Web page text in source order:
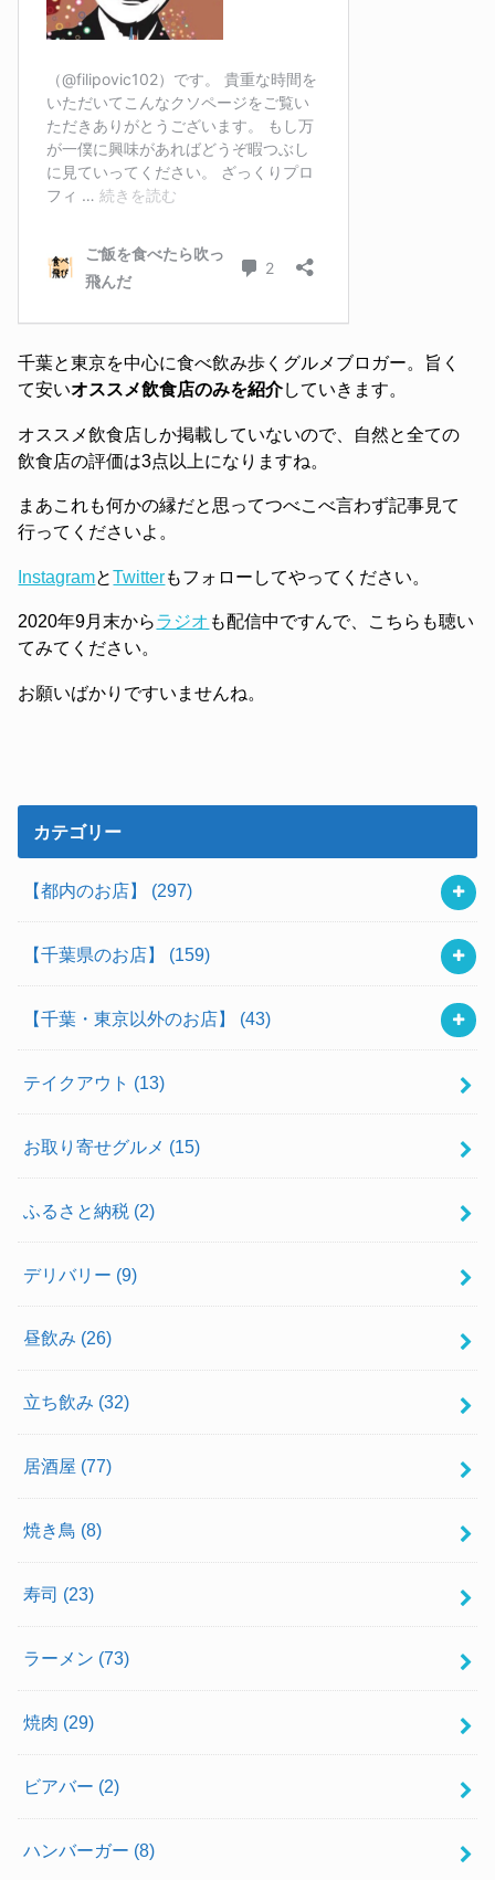
千葉と東京を中心に食べ飲み歩くグルメブロガー。旨く
て安いオススメ飲食店のみを紹介していきます。
オススメ飲食店しか掲載していないので、自然と全ての
飲食店の評価は3点以上になりますね。
まあこれも何かの縁だと思ってつべこべ言わず記事見て
行ってくださいよ。
InstagramとTwitterもフォローしてやってください。
2020年9月末からラジオ も配信中ですんで、こちらも聴い
てみてください。
お願いばかりですいませんね。
カテゴリー
【都内のお店】 (297)
【千葉県のお店】 (159)
【千葉・東京以外のお店】 (43)
テイクアウト (13)
お取り寄せグルメ (15)
ふるさと納税 (2)
デリバリー (9)
昼飲み (26)
立ち飲み (32)
居酒屋 (77)
焼き鳥 (8)
寿司 (23)
ラーメン (73)
焼肉 (29)
ビアバー (2)
ハンバーガー (8)